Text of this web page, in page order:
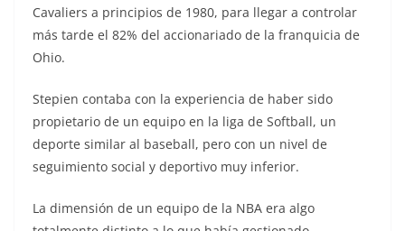
Cavaliers a principios de 1980, para llegar a controlar
más tarde el 82% del accionariado de la franquicia de
Ohio.
Stepien contaba con la experiencia de haber sido
propietario de un equipo en la liga de Softball, un
deporte similar al baseball, pero con un nivel de
seguimiento social y deportivo muy inferior.
La dimensión de un equipo de la NBA era algo